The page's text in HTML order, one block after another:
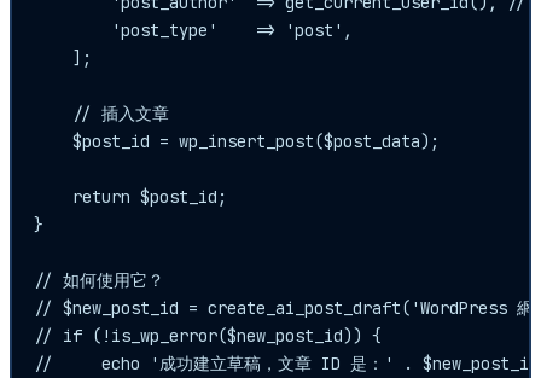
        'post_type'    => 'post',
    ];
    // 插入文章
    $post_id = wp_insert_post($post_data);
    return $post_id;
}
// 如何使用它？
// $new_post_id = create_ai_post_draft('WordPress 網
// if (!is_wp_error($new_post_id)) {
//     echo '成功建立草稿，文章 ID 是：' .